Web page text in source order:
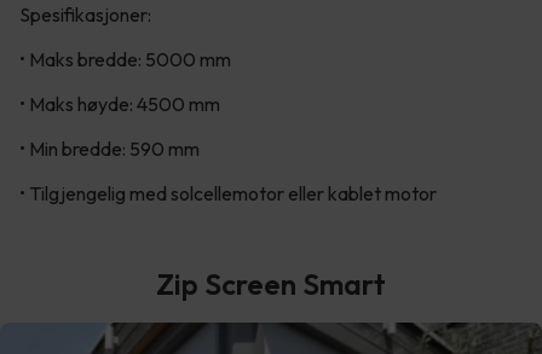
Spesifikasjoner:
• Maks bredde: 5000 mm
• Maks høyde: 4500 mm
• Min bredde: 590 mm
• Tilgjengelig med solcellemotor eller kablet motor
Zip Screen Smart